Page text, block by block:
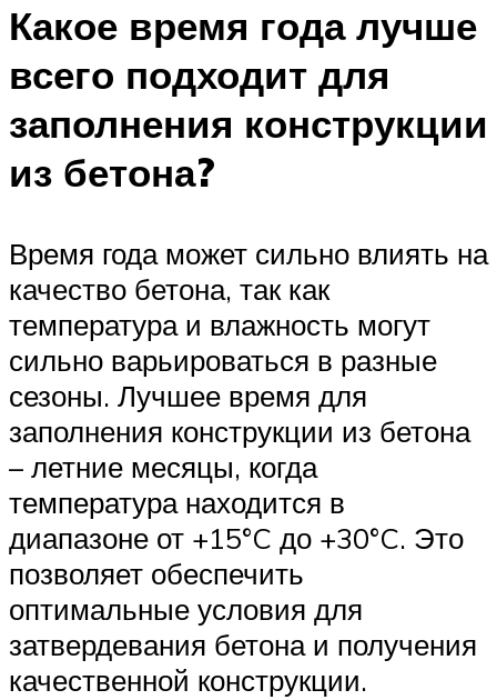
Какое время года лучше
всего подходит для
заполнения конструкции
из бетона?
Время года может сильно влиять на
качество бетона, так как
температура и влажность могут
сильно варьироваться в разные
сезоны. Лучшее время для
заполнения конструкции из бетона
– летние месяцы, когда
температура находится в
диапазоне от +15°C до +30°C. Это
позволяет обеспечить
оптимальные условия для
затвердевания бетона и получения
качественной конструкции.